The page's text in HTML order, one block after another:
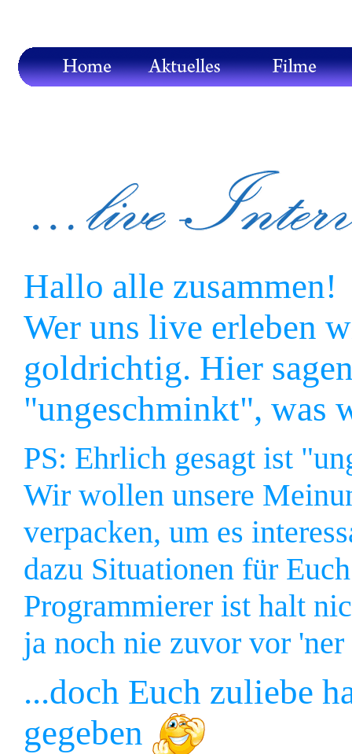
Hallo alle zusammen!
Wer uns live erleben
goldrichtig. Hier
"ungeschminkt", was
PS: Ehrlich gesagt ist
Wir wollen unsere
verpacken, um es
dazu Situationen für
Programmierer ist halt
ja noch nie zuvor vor
...doch Euch zuliebe
gegeben